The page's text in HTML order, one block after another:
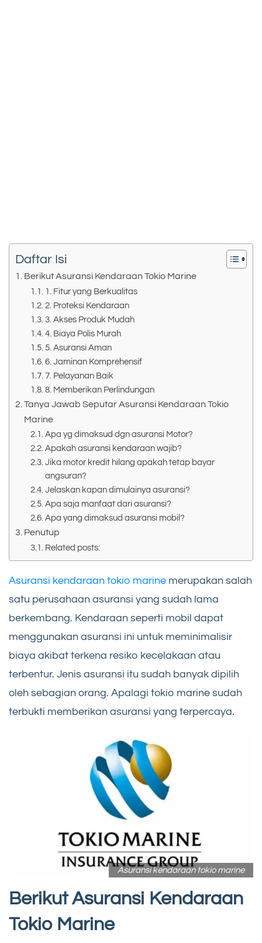
Daftar Isi
Berikut Asuransi Kendaraan Tokio Marine
1. Fitur yang Berkualitas
2. Proteksi Kendaraan
3. Akses Produk Mudah
4. Biaya Polis Murah
5. Asuransi Aman
6. Jaminan Komprehensif
7. Pelayanan Baik
8. Memberikan Perlindungan
Tanya Jawab Seputar Asuransi Kendaraan Tokio
Marine
Apa yg dimaksud dgn asuransi Motor?
Apakah asuransi kendaraan wajib?
Jika motor kredit hilang apakah tetap bayar
angsuran?
Jelaskan kapan dimulainya asuransi?
Apa saja manfaat dari asuransi?
Apa yang dimaksud asuransi mobil?
Penutup
Related posts:
Asuransi kendaraan tokio marine merupakan salah
satu perusahaan asuransi yang sudah lama
berkembang. Kendaraan seperti mobil dapat
menggunakan asuransi ini untuk meminimalisir
biaya akibat terkena resiko kecelakaan atau
terbentur. Jenis asuransi itu sudah banyak dipilih
oleh sebagian orang. Apalagi tokio marine sudah
terbukti memberikan asuransi yang terpercaya.
Asuransi kendaraan tokio marine
Berikut Asuransi Kendaraan
Tokio Marine